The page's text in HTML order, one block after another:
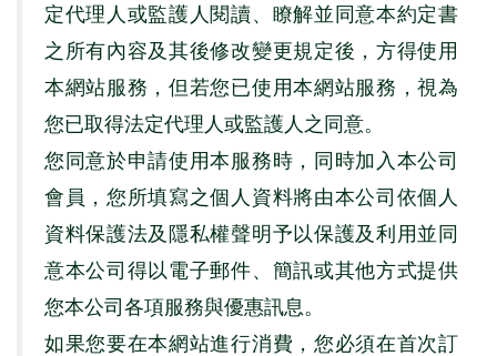
定代理人或監護人閱讀、瞭解並同意本約定書
之所有內容及其後修改變更規定後，方得使用
本網站服務，但若您已使用本網站服務，視為
您已取得法定代理人或監護人之同意。
您同意於申請使⽤本服務時，同時加入本公司
會員，您所填寫之個⼈資料將由本公司依個⼈
資料保護法及隱私權聲明予以保護及利⽤並同
意本公司得以電⼦郵件、簡訊或其他⽅式提供
您本公司各項服務與優惠訊息。
如果您要在本網站進行消費，您必須在首次訂